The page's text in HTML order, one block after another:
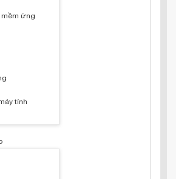
mềm ứng
tính